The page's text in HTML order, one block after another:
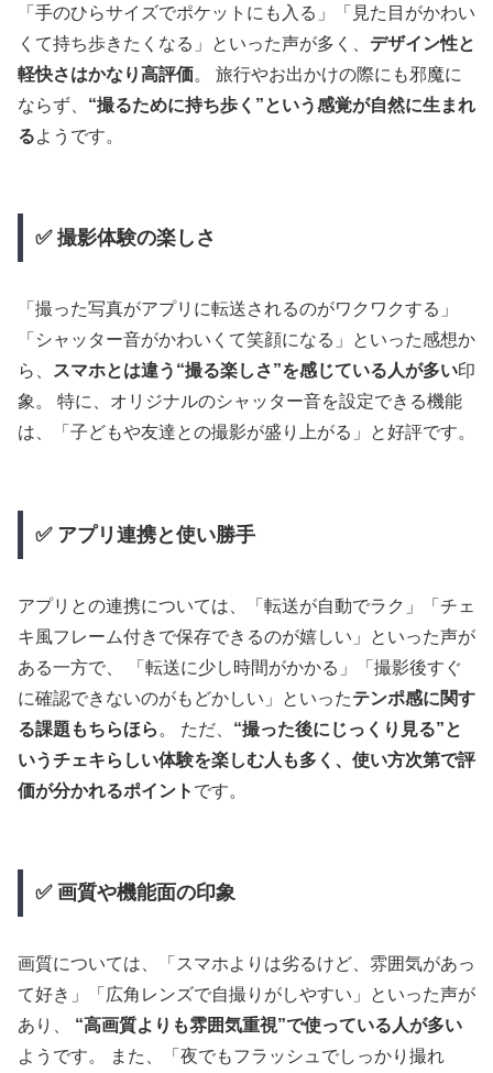
「手のひらサイズでポケットにも入る」「見た目がかわい
くて持ち歩きたくなる」といった声が多く、 デザイン性と
軽快さはかなり高評価。 旅行やお出かけの際にも邪魔に
ならず、 “撮るために持ち歩く”という感覚が自然に生まれ
るようです。
✅ 撮影体験の楽しさ
「撮った写真がアプリに転送されるのがワクワクする」
「シャッター音がかわいくて笑顔になる」といった感想か
ら、
スマホとは違う“撮る楽しさ”を感じている人が多い印
象。 特に、オリジナルのシャッター音を設定できる機能
は、「子どもや友達との撮影が盛り上がる」と好評です。
✅ アプリ連携と使い勝手
アプリとの連携については、「転送が自動でラク」「チェ
キ風フレーム付きで保存できるのが嬉しい」といった声が
ある一方で、 「転送に少し時間がかかる」「撮影後すぐ
に確認できないのがもどかしい」といったテンポ感に関す
る課題もちらほら 。 ただ、 “撮った後にじっくり見る”と
いうチェキらしい体験を楽しむ人も多く、使い方次第で評
価が分かれるポイント です。
✅ 画質や機能面の印象
画質については、「スマホよりは劣るけど、雰囲気があっ
て好き」「広角レンズで自撮りがしやすい」といった声が
あり、 “高画質よりも雰囲気重視”で使っている人が多い
ようです。 また、「夜でもフラッシュでしっかり撮れ